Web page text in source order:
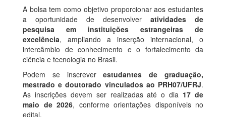
A bolsa tem como objetivo proporcionar aos estudantes
a oportunidade de desenvolver atividades de
pesquisa em instituições estrangeiras de
excelência, ampliando a inserção internacional, o
intercâmbio de conhecimento e o fortalecimento da
ciência e tecnologia no Brasil.
Podem se inscreverestudantes de graduação,
mestrado e doutorado vinculados ao PRH07/UFRJ.
As inscrições devem ser realizadas até o dia 17 de
maio de 2026, conforme orientações disponíveis no
edital.